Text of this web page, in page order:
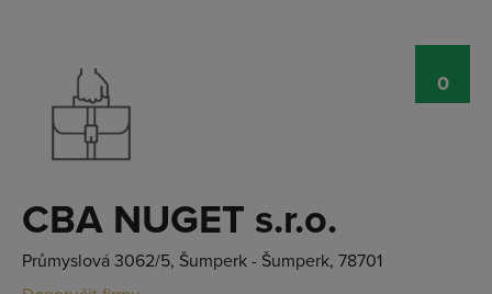
CBA NUGET s.r.o.
Průmyslová 3062/5, Šumperk - Šumperk, 78701
0